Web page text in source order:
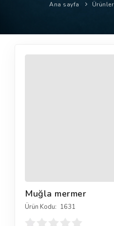
ÜRÜNLER
NASIL ÇALIŞIR?
YARDIM
Ana sayfa Ürünler
Muğla mermer
Ürün Kodu: 1631